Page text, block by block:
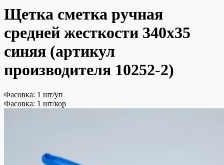
Щетка сметка ручная
средней жесткости 340х35
синяя (артикул
производителя 10252-2)
Фасовка: 1 шт/уп
Фасовка: 1 шт/кор